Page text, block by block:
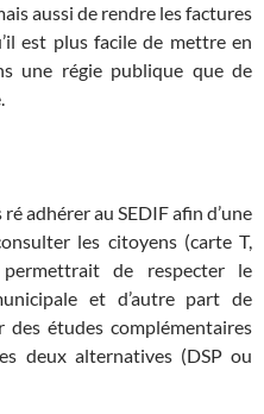
aussi de rendre les factures
est plus facile de mettre en
une régie publique que de
adhérer au SEDIF afin d’une
les citoyens (carte T,
de respecter le
et d’autre part de
études complémentaires
deux alternatives (DSP ou